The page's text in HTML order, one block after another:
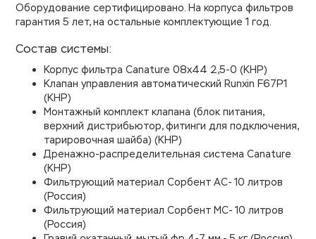
Оборудование сертифицировано. На корпуса фильтров
гарантия 5 лет, на остальные комплектующие 1 год.
Состав системы:
Корпус фильтра Canature 08х44 2,5-0 (КНР)
Клапан управления автоматический Runxin F67P1
(КНР)
Монтажный комплект клапана (блок питания,
верхний дистрибьютор, фитинги для подключения,
тарировочная шайба) (КНР)
Дренажно-распределительная система Canature
(КНР)
Фильтрующий материал Сорбент АС- 10 литров
(Россия)
Фильтрующий материал Сорбент МС- 10 литров
(Россия)